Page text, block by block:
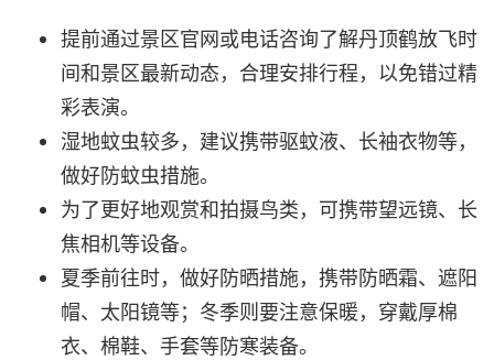
提前通过景区官网或电话咨询了解丹顶鹤放飞时
间和景区最新动态，合理安排行程，以免错过精
彩表演。
湿地蚊虫较多，建议携带驱蚊液、长袖衣物等，
做好防蚊虫措施。
为了更好地观赏和拍摄鸟类，可携带望远镜、长
焦相机等设备。
夏季前往时，做好防晒措施，携带防晒霜、遮阳
帽、太阳镜等；冬季则要注意保暖，穿戴厚棉
衣、棉鞋、手套等防寒装备。